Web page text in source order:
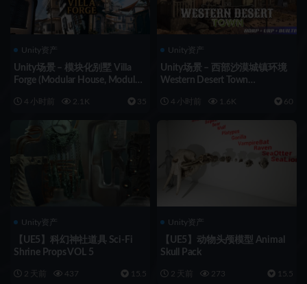
Unity资产
Unity场景 – 模块化别墅 Villa
Forge (Modular House, Modular
Town, Town)
4 小时前 2.1K 35
Unity资产
Unity场景 – 西部沙漠城镇环境
Western Desert Town
4 小时前 1.6K 60
Unity资产
【UE5】科幻神社道具 Sci-Fi
Shrine Props VOL 5
2 天前 437 15.5
Unity资产
【UE5】动物头颅模型 Animal
Skull Pack
2 天前 273 15.5